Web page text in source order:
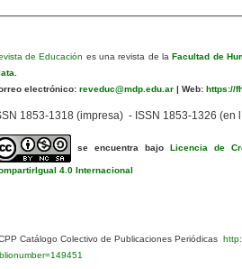
de Educación es una revista de la Facultad de
.
electrónico:reveduc@mdp.edu.ar| Web:https://
1853-1318 (impresa) - ISSN 1853-1326 (en
se encuentra bajo Licencia de
4.0 Internacional
Catálogo Colectivo de Publicaciones Periódicas